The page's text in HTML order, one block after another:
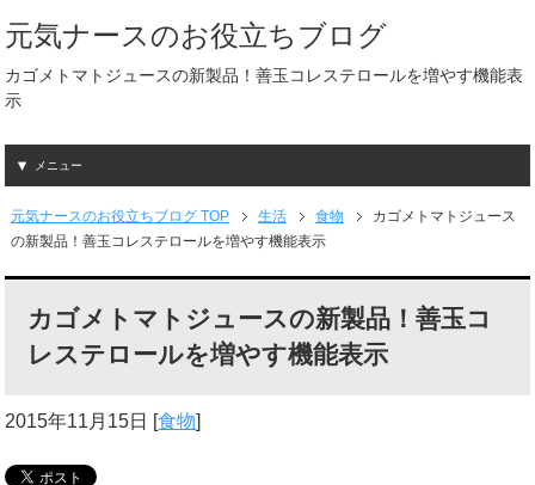
元気ナースのお役立ちブログ
カゴメトマトジュースの新製品！善玉コレステロールを増やす機能表
示
メニュー
元気ナースのお役立ちブログ TOP 生活 食物
カゴメトマトジュース
の新製品！善玉コレステロールを増やす機能表示
カゴメトマトジュースの新製品！善玉コ
レステロールを増やす機能表示
2015年11月15日 [食物]